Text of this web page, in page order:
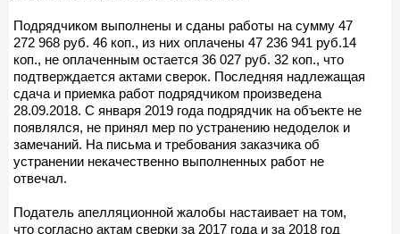
Подрядчиком выполнены и сданы работы на сумму 47
272 968 руб. 46 коп., из них оплачены 47 236 941 руб.14
коп., не оплаченным остается 36 027 руб. 32 коп., что
подтверждается актами сверок. Последняя надлежащая
сдача и приемка работ подрядчиком произведена
28.09.2018. С января 2019 года подрядчик на объекте не
появлялся, не принял мер по устранению недоделок и
замечаний. На письма и требования заказчика об
устранении некачественно выполненных работ не
отвечал.
Податель апелляционной жалобы настаивает на том,
что согласно актам сверки за 2017 года и за 2018 год